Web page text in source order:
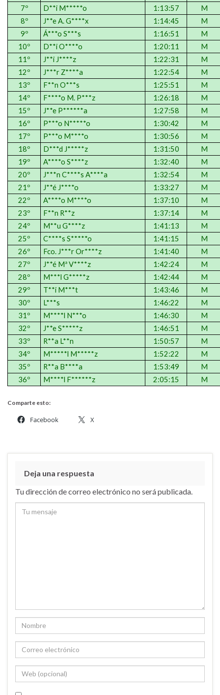
7º
D**i M*****o 1:13:57
M
8º
J**e A. G****x 1:14:45
M
9º
Á***o S***s 1:16:51
M
10º
D**i O****o 1:20:11
M
11º
J**i J****z 1:22:31
M
12º
J***r Z****a 1:22:54
M
13º
F**n O***s 1:25:51
M
14º
F****o M. P***z 1:26:18
M
15º
J**e P******a 1:27:58
M
16º
P***o N*****o 1:30:42
M
17º
P***o M****o 1:30:56
M
18º
D***d J*****z 1:31:50
M
19º
A****o S****z 1:32:40
M
20º
J***n C****s A****a 1:32:54
M
21º
J**é J****o 1:33:27
M
22º
A****o M****o 1:37:10
M
23º
F**n R**z 1:37:14
M
24º
M**u G****z 1:41:13
M
25º
C****s S*****o 1:41:15
M
26º
Fco. J***rOr****z 1:41:40
M
27º
J**é Mª V****z 1:42:24
M
28º
M***l G*****z 1:42:44
M
29º
T**i M***t 1:43:46
M
30º
L***s 1:46:22
M
31º
M****l N***o 1:46:30
M
32º
J**e S*****z 1:46:51
M
33º
R**a L**n 1:50:57
M
34º
M*****l M*****z 1:52:22
M
35º
R**a B****a 1:53:49
M
36º
M****l F******z 2:05:15 M
Comparte esto:
Facebook X
Deja una respuesta
Tu dirección de correo electrónico no será publicada.